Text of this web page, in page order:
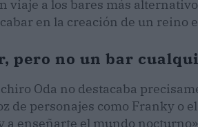
a los bares más
en la creación de un reino
pero no un bar
Oda no destacaba
de personajes como Franky o
enseñarte el mundo